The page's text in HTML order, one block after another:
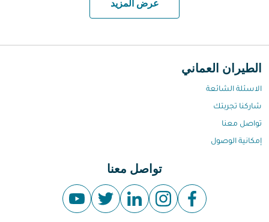
عرض المزيد
الطيران العماني
الاسئلة الشائعة
شاركنا تجربتك
تواصل معنا
إمكانية الوصول
تواصل معنا